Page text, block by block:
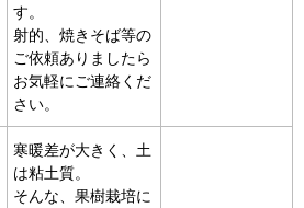
す。
射的、焼きそば等の
ご依頼ありましたら
お気軽にご連絡くだ
さい。
寒暖差が大きく、土
は粘土質。
そんな、果樹栽培に